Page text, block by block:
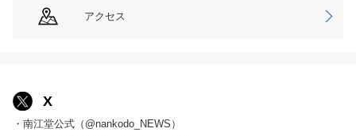
アクセス
X
・南江堂公式（@nankodo_NEWS）